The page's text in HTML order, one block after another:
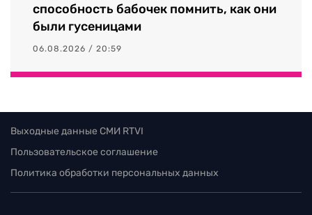
способность бабочек помнить, как они
были гусеницами
06.08.2026 / 20:59
Выходные данные СМИ RTVI
Пользовательское соглашение
Политика обработки персональных данных